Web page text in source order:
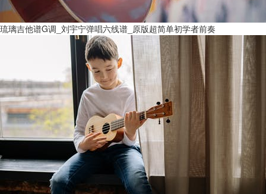
琉璃吉他谱G调_刘宇宁弹唱六线谱_原版超简单初学者前奏